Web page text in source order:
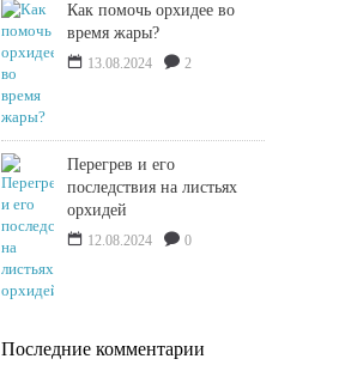
Как помочь орхидее во
время жары?
13.08.2024 2
Перегрев и его
последствия на листьях
орхидей
12.08.2024 0
Последние комментарии